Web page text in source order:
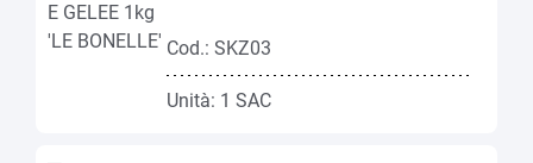
Cod.: SKZ03
Unità: 1 SAC